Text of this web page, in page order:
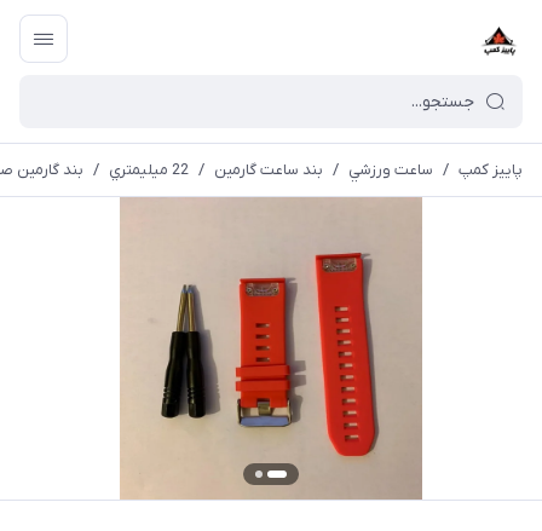
پاییز کمپ / ساعت ورزشي / بند ساعت گارمین / 22 ميليمتري / بند گارمین